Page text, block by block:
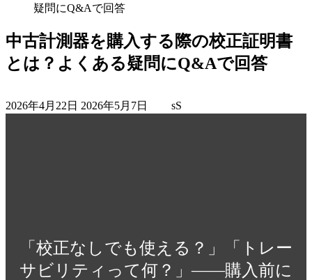
疑問にQ&Aで回答
中古計測器を購入する際の校正証明書
とは？よくある疑問にQ&Aで回答
2026年4月22日 終
2026年5月7日 sS
「校正なしでも使える？」「トレー
サビリティって何？」——購入前に